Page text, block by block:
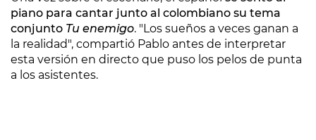
piano para cantar junto al colombiano su tema
conjunto Tu enemigo. "Los sueños a veces ganan a
la realidad", compartió Pablo antes de interpretar
esta versión en directo que puso los pelos de punta
a los asistentes.